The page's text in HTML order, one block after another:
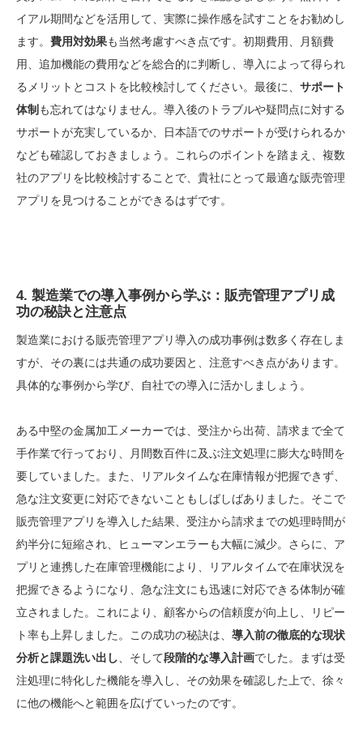
イアル期間などを活用して、実際に操作感を試すことをお勧めし
ます。 費用対効果も当然考慮すべき点です。初期費用、月額費
用、追加機能の費用などを総合的に判断し、導入によって得られ
るメリットとコストを比較検討してください。最後に、 サポート
体制 も忘れてはなりません。導入後のトラブルや疑問点に対する
サポートが充実しているか、日本語でのサポートが受けられるか
なども確認しておきましょう。これらのポイントを踏まえ、複数
社のアプリを比較検討することで、貴社にとって最適な販売管理
アプリを見つけることができるはずです。
4. 製造業での導入事例から学ぶ：販売管理アプリ成
功の秘訣と注意点
製造業における販売管理アプリ導入の成功事例は数多く存在しま
すが、その裏には共通の成功要因と、注意すべき点があります。
具体的な事例から学び、自社での導入に活かしましょう。
ある中堅の金属加工メーカーでは、受注から出荷、請求まで全て
手作業で行っており、月間数百件に及ぶ注文処理に膨大な時間を
要していました。また、リアルタイムな在庫情報が把握できず、
急な注文変更に対応できないこともしばしばありました。そこで
販売管理アプリを導入した結果、受注から請求までの処理時間が
約半分に短縮され、ヒューマンエラーも大幅に減少。さらに、ア
プリと連携した在庫管理機能により、リアルタイムで在庫状況を
把握できるようになり、急な注文にも迅速に対応できる体制が確
立されました。これにより、顧客からの信頼度が向上し、リピー
ト率も上昇しました。この成功の秘訣は、 導入前の徹底的な現状
分析と課題洗い出し 、そして段階的な導入計画でした。まずは受
注処理に特化した機能を導入し、その効果を確認した上で、徐々
に他の機能へと範囲を広げていったのです。